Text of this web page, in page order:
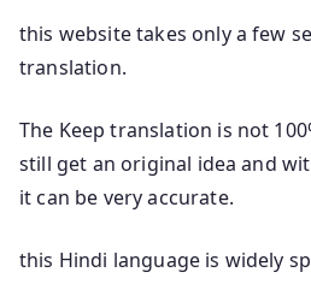
this website takes only a few
translation.
The Keep translation is not
still get an original idea and
it can be very accurate.
this Hindi language is widely